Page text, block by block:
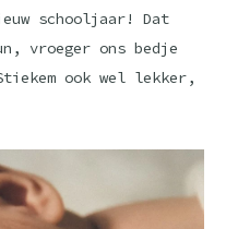
schooljaar! Dat
vroeger ons bedje
ook wel lekker,